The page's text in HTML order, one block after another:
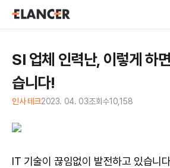
SI 업체 인력난, 이렇게 하
습니다!
인사 테크2023. 04. 03조회수10,158
IT 기술이 끊임없이 발전하고 있습니